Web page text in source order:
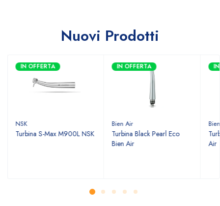
Nuovi Prodotti
IN OFFERTA
NSK
Turbina S-Max M900L NSK
IN OFFERTA
Bien Air
Turbina Black Pearl Eco
Bien Air
Air